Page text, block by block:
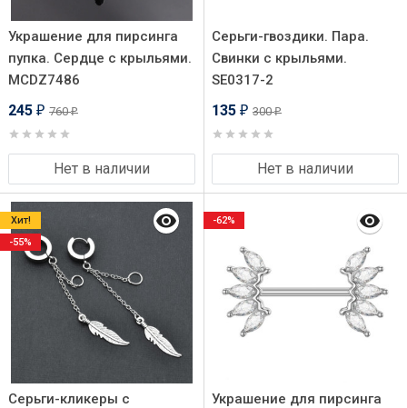
Украшение для пирсинга
пупка. Сердце с крыльями.
MCDZ7486
245 ₽ 760₽
Нет в наличии
Серьги-гвоздики. Пара.
Свинки с крыльями.
SE0317-2
135 ₽ 300₽
Нет в наличии
Серьги-кликеры с
Хит!
-55%
Украшение для пирсинга
-62%